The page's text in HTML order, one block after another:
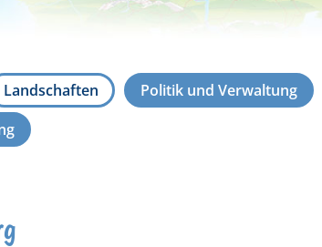
Landschaften Politik und Verwaltung